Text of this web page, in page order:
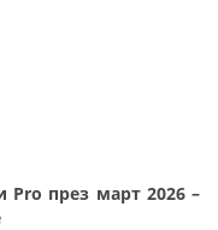
Pro през март 2026 –